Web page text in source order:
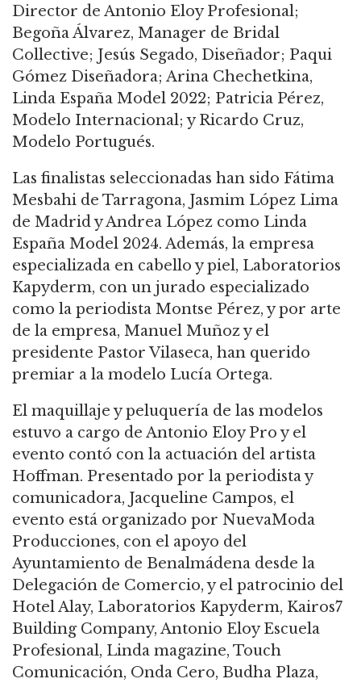
Director de Antonio Eloy Profesional;
Begoña Álvarez, Manager de Bridal
Collective; Jesús Segado, Diseñador; Paqui
Gómez Diseñadora; Arina Chechetkina,
Linda España Model 2022; Patricia Pérez,
Modelo Internacional; y Ricardo Cruz,
Modelo Portugués.
Las finalistas seleccionadas han sido Fátima
Mesbahi de Tarragona, Jasmim López Lima
de Madrid y Andrea López como Linda
España Model 2024. Además, la empresa
especializada en cabello y piel, Laboratorios
Kapyderm, con un jurado especializado
como la periodista Montse Pérez, y por arte
de la empresa, Manuel Muñoz y el
presidente Pastor Vilaseca, han querido
premiar a la modelo Lucía Ortega.
El maquillaje y peluquería de las modelos
estuvo a cargo de Antonio Eloy Pro y el
evento contó con la actuación del artista
Hoffman. Presentado por la periodista y
comunicadora, Jacqueline Campos, el
evento está organizado por NuevaModa
Producciones, con el apoyo del
Ayuntamiento de Benalmádena desde la
Delegación de Comercio, y el patrocinio del
Hotel Alay, Laboratorios Kapyderm, Kairos7
Building Company, Antonio Eloy Escuela
Profesional, Linda magazine, Touch
Comunicación, Onda Cero, Budha Plaza,